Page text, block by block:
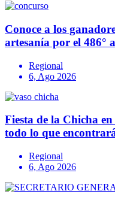
Conoce a los
artesanía por el 486°
Regional
6, Ago 2026
Fiesta de la Chicha
todo lo que
Regional
6, Ago 2026